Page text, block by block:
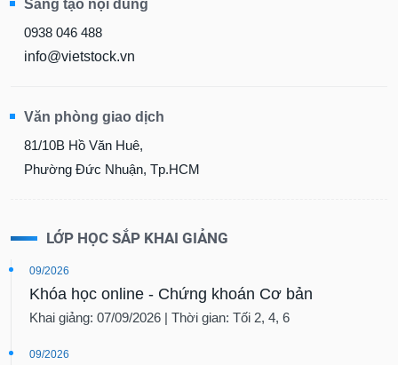
Sáng tạo nội dung
0938 046 488
info@vietstock.vn
Văn phòng giao dịch
81/10B Hồ Văn Huê,
Phường Đức Nhuận, Tp.HCM
LỚP HỌC SẮP KHAI GIẢNG
09/2026
Khóa học online - Chứng khoán Cơ bản
Khai giảng: 07/09/2026 | Thời gian: Tối 2, 4, 6
09/2026